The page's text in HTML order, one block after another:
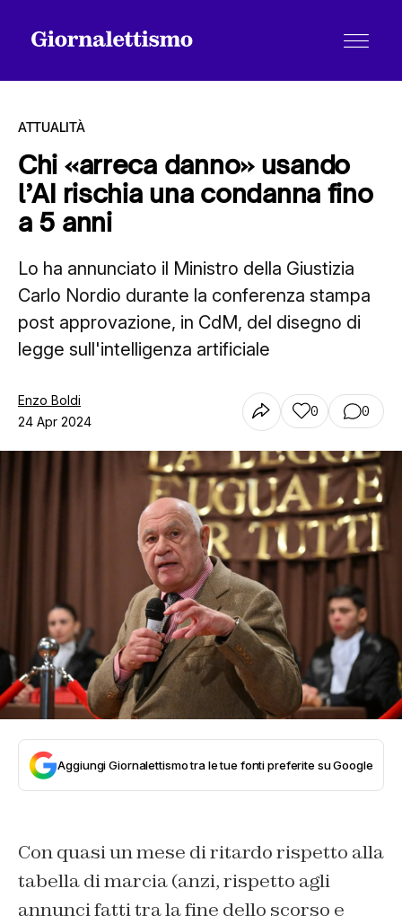
Tutti gli articoli
Chi siamo
Contatti
ATTUALITÀ
Chi «arreca danno» usando
l’AI rischia una condanna fino
a 5 anni
Lo ha annunciato il Ministro della Giustizia
Carlo Nordio durante la conferenza stampa
post approvazione, in CdM, del disegno di
legge sull'intelligenza artificiale
Enzo Boldi
24 Apr 2024
0 0
Aggiungi Giornalettismo tra le tue fonti preferite su Google
Con quasi un mese di ritardo rispetto alla
tabella di marcia (anzi, rispetto agli
annunci fatti tra la fine dello scorso e